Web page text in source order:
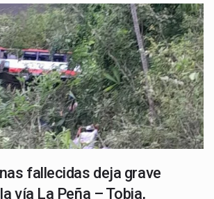
fallecidas deja grave
vía La Peña – Tobia,